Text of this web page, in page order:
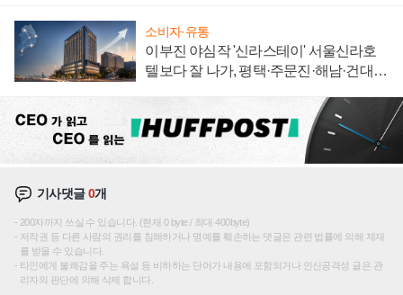
소비자·유통
이부진 야심작 '신라스테이' 서울신라호
텔보다 잘 나가, 평택·주문진·해남·건대로
기사댓글0개
200자까지 쓰실 수 있습니다. (현재 0 byte / 최대 400byte)
저작권 등 다른 사람의 권리를 침해하거나 명예를 훼손하는 댓글은 관련 법률에 의해 제재
를 받을 수 있습니다.
타인에게 불쾌감을 주는 욕설 등 비하하는 단어가 내용에 포함되거나 인신공격성 글은 관
리자의 판단에 의해 삭제 합니다.